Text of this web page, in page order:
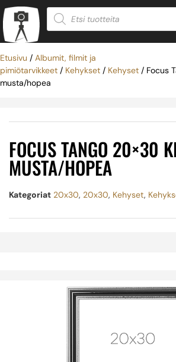
Etusivu / Albumit, filmit ja
pimiötarvikkeet / Kehykset / Kehyset / Focus
musta/hopea
FOCUS TANGO 20×30
MUSTA/HOPEA
Kategoriat 20x30, 20x30, Kehyset,